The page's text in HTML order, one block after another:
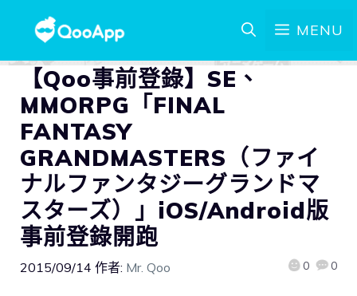
MENU
【Qoo事前登錄】SE、
MMORPG「FINAL
FANTASY
GRANDMASTERS（ファイ
ナルファンタジーグランドマ
スターズ）」iOS/Android版
事前登錄開跑
2015/09/14 作者: Mr. Qoo 0 0